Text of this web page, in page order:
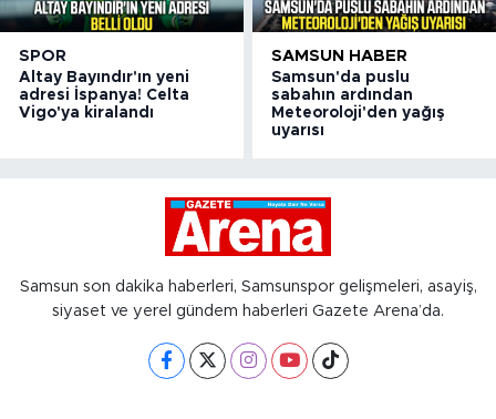
SPOR
Altay Bayındır'ın yeni
adresi İspanya! Celta
Vigo'ya kiralandı
SAMSUN HABER
Samsun'da puslu
sabahın ardından
Meteoroloji'den yağış
uyarısı
Samsun son dakika haberleri, Samsunspor gelişmeleri, asayiş,
siyaset ve yerel gündem haberleri Gazete Arena’da.